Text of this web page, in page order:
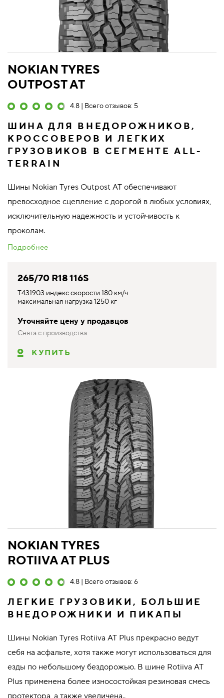
NOKIAN TYRES
OUTPOST AT
4.8 | Всего отзывов: 5
ШИНА ДЛЯ ВНЕДОРОЖНИКОВ,
КРОССОВЕРОВ И ЛЕГКИХ
ГРУЗОВИКОВ В СЕГМЕНТЕ ALL-
TERRAIN
Шины Nokian Tyres Outpost AT обеспечивают
превосходное сцепление с дорогой в любых условиях,
исключительную надежность и устойчивость к
проколам.
Подробнее
265/70 R18 116S
T431903 индекс скорости 180 км/ч
максимальная нагрузка 1250 кг
Уточняйте цену у продавцов
Снята с производства
КУПИТЬ
NOKIAN TYRES
ROTIIVA AT PLUS
4.8 | Всего отзывов: 6
ЛЕГКИЕ ГРУЗОВИКИ, БОЛЬШИЕ
ВНЕДОРОЖНИКИ И ПИКАПЫ
Шины Nokian Tyres Rotiiva AT Plus прекрасно ведут
себя на асфальте, хотя также могут использоваться для
езды по небольшому бездорожью. В шине Rotiiva AT
Plus применена более износостойкая резиновая смесь
протектора, а также увеличена..